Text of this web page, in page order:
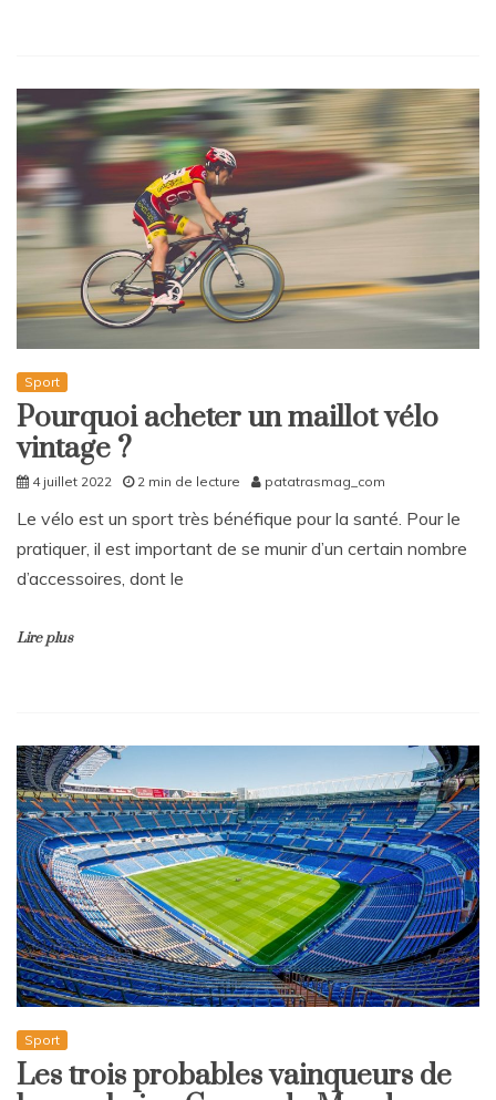
Sport
Pourquoi acheter un maillot vélo
vintage ?
4 juillet 2022 2 min de lecture patatrasmag_com
Le vélo est un sport très bénéfique pour la santé. Pour le
pratiquer, il est important de se munir d’un certain nombre
d’accessoires, dont le
Lire plus
Sport
Les trois probables vainqueurs de